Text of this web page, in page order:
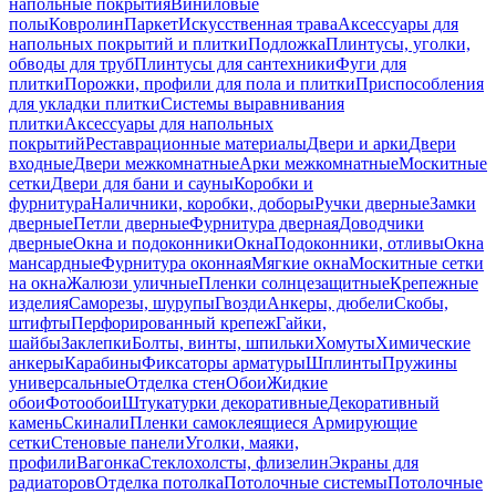
напольные покрытияВиниловые
полыКовролинПаркетИскусственная траваАксессуары для
напольных покрытий и плиткиПодложкаПлинтусы, уголки,
обводы для трубПлинтусы для сантехникиФуги для
плиткиПорожки, профили для пола и плиткиПриспособления
для укладки плиткиСистемы выравнивания
плиткиАксессуары для напольных
покрытийРеставрационные материалыДвери и аркиДвери
входныеДвери межкомнатныеАрки межкомнатныеМоскитные
сеткиДвери для бани и сауныКоробки и
фурнитураНаличники, коробки, доборыРучки дверныеЗамки
дверныеПетли дверныеФурнитура двернаяДоводчики
дверныеОкна и подоконникиОкнаПодоконники, отливыОкна
мансардныеФурнитура оконнаяМягкие окнаМоскитные сетки
на окнаЖалюзи уличныеПленки солнцезащитныеКрепежные
изделияСаморезы, шурупыГвоздиАнкеры, дюбелиСкобы,
штифтыПерфорированный крепежГайки,
шайбыЗаклепкиБолты, винты, шпилькиХомутыХимические
анкерыКарабиныФиксаторы арматурыШплинтыПружины
универсальныеОтделка стенОбоиЖидкие
обоиФотообоиШтукатурки декоративныеДекоративный
каменьСкиналиПленки самоклеящиеся Армирующие
сеткиСтеновые панелиУголки, маяки,
профилиВагонкаСтеклохолсты, флизелинЭкраны для
радиаторовОтделка потолкаПотолочные системыПотолочные